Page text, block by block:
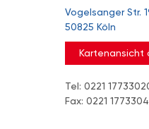
Vogelsanger Str.
50825 Köln
Kartenansicht
Tel: 0221
Fax: 0221